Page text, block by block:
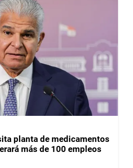
planta de medicamentos
más de 100 empleos